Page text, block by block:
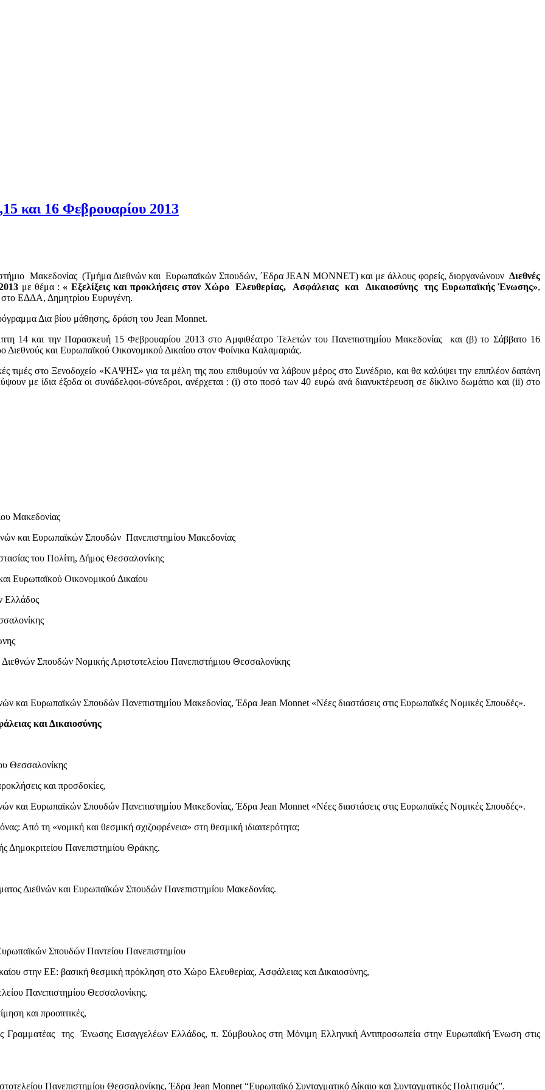
και 16 Φεβρουαρίου 2013
Μακεδονίας (Τμήμα Διεθνών και Ευρωπαϊκών Σπουδών, ΄Εδρα JEAN MONNET) και με άλλους φορείς, διοργανώνουν Διεθνές
με θέμα : « Εξελίξεις και προκλήσεις στον Χώρο Ελευθερίας, Ασφάλειας και Δικαιοσύνης της Ευρωπαϊκής Ένωσης»,
ΕΔΔΑ, Δημητρίου Ευρυγένη.
Δια βίου μάθησης, δράση του Jean Monnet.
και την Παρασκευή 15 Φεβρουαρίου 2013 στο Αμφιθέατρο Τελετών του Πανεπιστημίου Μακεδονίας και (β) το Σάββατο 16
και Ευρωπαϊκού Οικονομικού Δικαίου στον Φοίνικα Καλαμαριάς.
στο Ξενοδοχείο «ΚΑΨΗΣ» για τα μέλη της που επιθυμούν να λάβουν μέρος στο Συνέδριο, και θα καλύψει την επιπλέον δαπάνη
με ίδια έξοδα οι συνάδελφοι-σύνεδροι, ανέρχεται : (i) στο ποσό των 40 ευρώ ανά διανυκτέρευση σε δίκλινο δωμάτιο και (ii) στο
Μακεδονίας
και Ευρωπαϊκών Σπουδών Πανεπιστημίου Μακεδονίας
του Πολίτη, Δήμος Θεσσαλονίκης
Ευρωπαϊκού Οικονομικού Δικαίου
Ελλάδος
Σπουδών Νομικής Αριστοτελείου Πανεπιστήμιου Θεσσαλονίκης
και Ευρωπαϊκών Σπουδών Πανεπιστημίου Μακεδονίας, Έδρα Jean Monnet «Νέες διαστάσεις στις Ευρωπαϊκές Νομικές Σπουδές».
και Δικαιοσύνης
Θεσσαλονίκης
και προσδοκίες,
και Ευρωπαϊκών Σπουδών Πανεπιστημίου Μακεδονίας, Έδρα Jean Monnet «Νέες διαστάσεις στις Ευρωπαϊκές Νομικές Σπουδές».
Από τη «νομική και θεσμική σχιζοφρένεια» στη θεσμική ιδιαιτερότητα;
Δημοκριτείου Πανεπιστημίου Θράκης.
Διεθνών και Ευρωπαϊκών Σπουδών Πανεπιστημίου Μακεδονίας.
Σπουδών Παντείου Πανεπιστημίου
στην ΕΕ: βασική θεσμική πρόκληση στο Χώρο Ελευθερίας, Ασφάλειας και Δικαιοσύνης,
Πανεπιστημίου Θεσσαλονίκης.
και προοπτικές,
Γραμματέας της Ένωσης Εισαγγελέων Ελλάδος, π. Σύμβουλος στη Μόνιμη Ελληνική Αντιπροσωπεία στην Ευρωπαϊκή Ένωση στις
Πανεπιστημίου Θεσσαλονίκης, Έδρα Jean Monnet “Ευρωπαϊκό Συνταγματικό Δίκαιο και Συνταγματικός Πολιτισμός”.